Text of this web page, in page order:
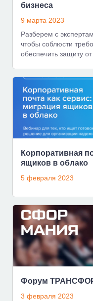
бизнеса
9 марта 2023
Разберем с
чтобы соблюсти
обеспечить защиту от
Корпоративная
ящиков в облако
5 февраля 2023
Форум
3 февраля 2023